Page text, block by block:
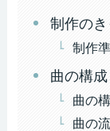
制作の
制作
曲の構
曲の
曲の